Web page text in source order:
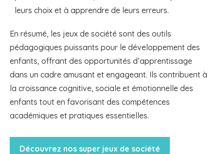
leurs choix et à apprendre de leurs erreurs.
En résumé, les jeux de société sont des outils
pédagogiques puissants pour le développement des
enfants, offrant des opportunités d’apprentissage
dans un cadre amusant et engageant. Ils contribuent à
la croissance cognitive, sociale et émotionnelle des
enfants tout en favorisant des compétences
académiques et pratiques essentielles.
Découvrez nos super jeux de société